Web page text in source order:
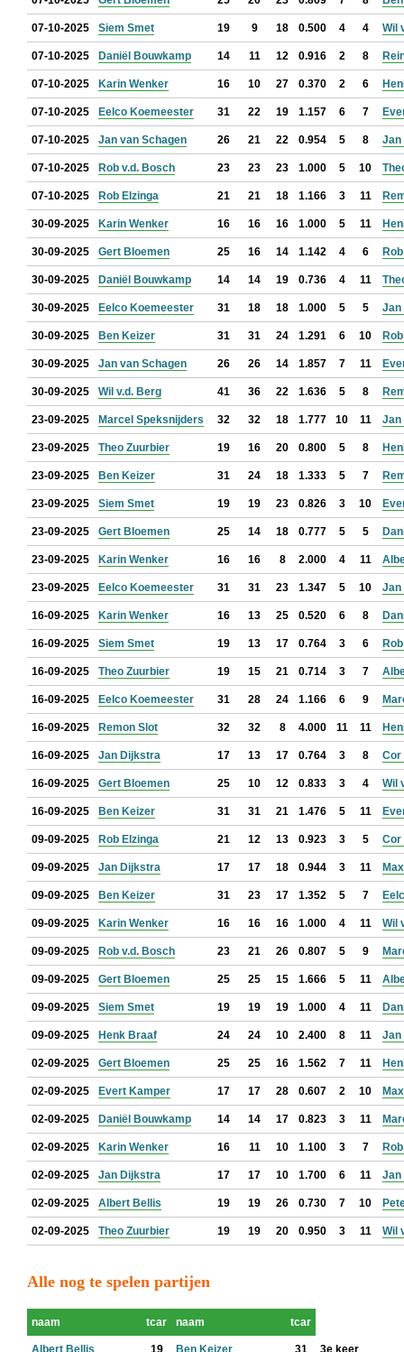
07-10-2025 Siem Smet 19 9 18 0.500 4 4 Wil
07-10-2025 Daniël Bouwkamp 14 11 12 0.916 2 8
07-10-2025 Karin Wenker 16 10 27 0.370 2 6
07-10-2025 Eelco Koemeester 31 22 19 1.157 6 7
07-10-2025 Jan van Schagen 26 21 22 0.954 5 8 Jan
07-10-2025 Rob v.d. Bosch 23 23 23 1.000 5 10
07-10-2025 Rob Elzinga 21 21 18 1.166 3 11
30-09-2025 Karin Wenker 16 16 16 1.000 5 11
30-09-2025 Gert Bloemen 25 16 14 1.142 4 6
30-09-2025 Daniël Bouwkamp 14 14 19 0.736 4 11
30-09-2025 Eelco Koemeester 31 18 18 1.000 5 5 Jan
30-09-2025 Ben Keizer 31 31 24 1.291 6 10
30-09-2025 Jan van Schagen 26 26 14 1.857 7 11
30-09-2025 Wil v.d. Berg 41 36 22 1.636 5 8
23-09-2025 Marcel Speksnijders 32 32 18 1.777 10 11 Jan
23-09-2025 Theo Zuurbier 19 16 20 0.800 5 8
23-09-2025 Ben Keizer 31 24 18 1.333 5 7
23-09-2025 Siem Smet 19 19 23 0.826 3 10
23-09-2025 Gert Bloemen 25 14 18 0.777 5 5
23-09-2025 Karin Wenker 16 16 8 2.000 4 11
23-09-2025 Eelco Koemeester 31 31 23 1.347 5 10 Jan
16-09-2025 Karin Wenker 16 13 25 0.520 6 8
16-09-2025 Siem Smet 19 13 17 0.764 3 6
16-09-2025 Theo Zuurbier 19 15 21 0.714 3 7
16-09-2025 Eelco Koemeester 31 28 24 1.166 6 9
16-09-2025 Remon Slot 32 32 8 4.000 11 11
16-09-2025 Jan Dijkstra 17 13 17 0.764 3 8 Cor
16-09-2025 Gert Bloemen 25 10 12 0.833 3 4 Wil
16-09-2025 Ben Keizer 31 31 21 1.476 5 11
09-09-2025 Rob Elzinga 21 12 13 0.923 3 5 Cor
09-09-2025 Jan Dijkstra 17 17 18 0.944 3 11
09-09-2025 Ben Keizer 31 23 17 1.352 5 7
09-09-2025 Karin Wenker 16 16 16 1.000 4 11 Wil
09-09-2025 Rob v.d. Bosch 23 21 26 0.807 5 9
09-09-2025 Gert Bloemen 25 25 15 1.666 5 11
09-09-2025 Siem Smet 19 19 19 1.000 4 11
09-09-2025 Henk Braaf 24 24 10 2.400 8 11 Jan
02-09-2025 Gert Bloemen 25 25 16 1.562 7 11
02-09-2025 Evert Kamper 17 17 28 0.607 2 10
02-09-2025 Daniël Bouwkamp 14 14 17 0.823 3 11
02-09-2025 Karin Wenker 16 11 10 1.100 3 7
02-09-2025 Jan Dijkstra 17 17 10 1.700 6 11 Jan
02-09-2025 Albert Bellis 19 19 26 0.730 7 10
02-09-2025 Theo Zuurbier 19 19 20 0.950 3 11 Wil
Alle nog te spelen partijen
naam tcar naam tcar
Albert Bellis 19 Ben Keizer 31 3e keer